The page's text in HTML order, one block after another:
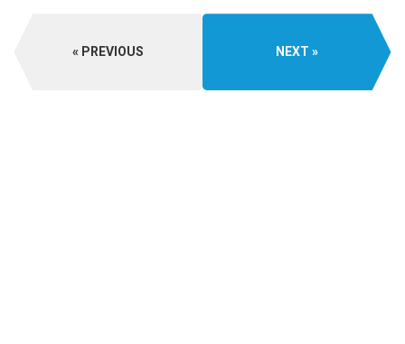
PREVIOUS NEXT